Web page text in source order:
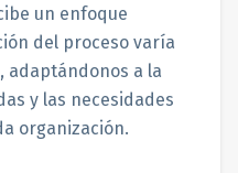
un enfoque
del proceso varía
, adaptándonos a la
y las necesidades
organización.